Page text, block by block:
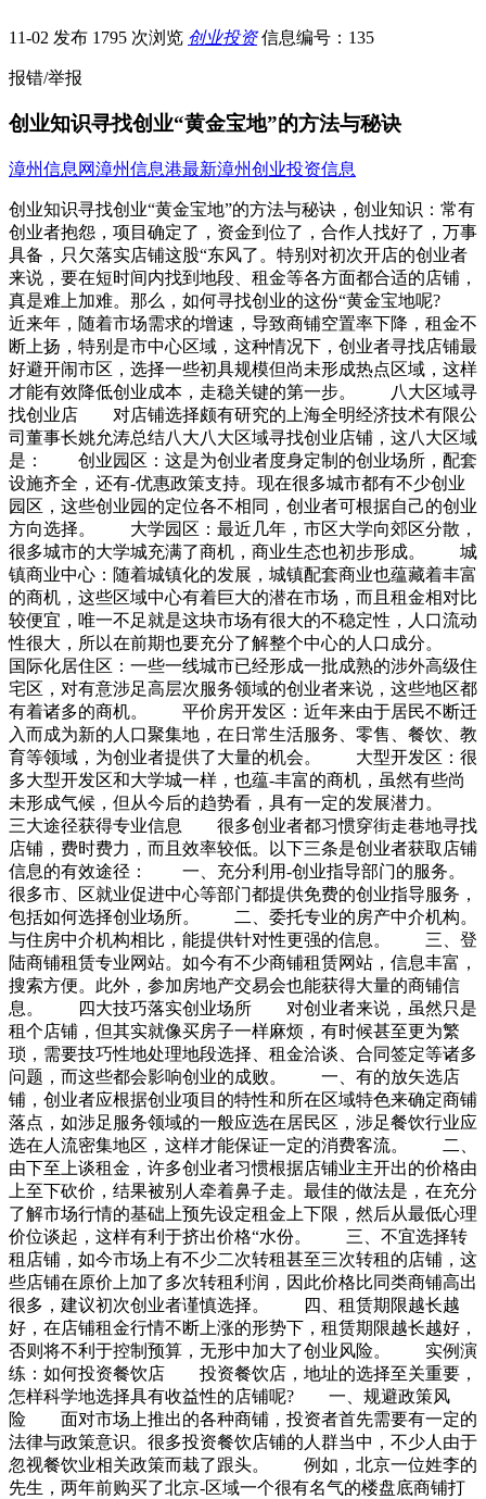
11-02 发布 1795 次浏览 创业投资 信息编号：135
报错/举报
创业知识寻找创业“黄金宝地”的方法与秘诀
漳州信息网漳州信息港最新漳州创业投资信息
创业知识寻找创业“黄金宝地”的方法与秘诀，创业知识：常有
创业者抱怨，项目确定了，资金到位了，合作人找好了，万事
具备，只欠落实店铺这股“东风了。特别对初次开店的创业者
来说，要在短时间内找到地段、租金等各方面都合适的店铺，
真是难上加难。那么，如何寻找创业的这份“黄金宝地呢?
近来年，随着市场需求的增速，导致商铺空置率下降，租金不
断上扬，特别是市中心区域，这种情况下，创业者寻找店铺最
好避开闹市区，选择一些初具规模但尚未形成热点区域，这样
才能有效降低创业成本，走稳关键的第一步。 八大区域寻
找创业店 对店铺选择颇有研究的上海全明经济技术有限公
司董事长姚允涛总结八大八大区域寻找创业店铺，这八大区域
是： 创业园区：这是为创业者度身定制的创业场所，配套
设施齐全，还有-优惠政策支持。现在很多城市都有不少创业
园区，这些创业园的定位各不相同，创业者可根据自己的创业
方向选择。 大学园区：最近几年，市区大学向郊区分散，
很多城市的大学城充满了商机，商业生态也初步形成。 城
镇商业中心：随着城镇化的发展，城镇配套商业也蕴藏着丰富
的商机，这些区域中心有着巨大的潜在市场，而且租金相对比
较便宜，唯一不足就是这块市场有很大的不稳定性，人口流动
性很大，所以在前期也要充分了解整个中心的人口成分。
国际化居住区：一些一线城市已经形成一批成熟的涉外高级住
宅区，对有意涉足高层次服务领域的创业者来说，这些地区都
有着诸多的商机。 平价房开发区：近年来由于居民不断迁
入而成为新的人口聚集地，在日常生活服务、零售、餐饮、教
育等领域，为创业者提供了大量的机会。 大型开发区：很
多大型开发区和大学城一样，也蕴-丰富的商机，虽然有些尚
未形成气候，但从今后的趋势看，具有一定的发展潜力。
三大途径获得专业信息 很多创业者都习惯穿街走巷地寻找
店铺，费时费力，而且效率较低。以下三条是创业者获取店铺
信息的有效途径： 一、充分利用-创业指导部门的服务。
很多市、区就业促进中心等部门都提供免费的创业指导服务，
包括如何选择创业场所。 二、委托专业的房产中介机构。
与住房中介机构相比，能提供针对性更强的信息。 三、登
陆商铺租赁专业网站。如今有不少商铺租赁网站，信息丰富，
搜索方便。此外，参加房地产交易会也能获得大量的商铺信
息。 四大技巧落实创业场所 对创业者来说，虽然只是
租个店铺，但其实就像买房子一样麻烦，有时候甚至更为繁
琐，需要技巧性地处理地段选择、租金洽谈、合同签定等诸多
问题，而这些都会影响创业的成败。 一、有的放矢选店
铺，创业者应根据创业项目的特性和所在区域特色来确定商铺
落点，如涉足服务领域的一般应选在居民区，涉足餐饮行业应
选在人流密集地区，这样才能保证一定的消费客流。 二、
由下至上谈租金，许多创业者习惯根据店铺业主开出的价格由
上至下砍价，结果被别人牵着鼻子走。最佳的做法是，在充分
了解市场行情的基础上预先设定租金上下限，然后从最低心理
价位谈起，这样有利于挤出价格“水份。 三、不宜选择转
租店铺，如今市场上有不少二次转租甚至三次转租的店铺，这
些店铺在原价上加了多次转租利润，因此价格比同类商铺高出
很多，建议初次创业者谨慎选择。 四、租赁期限越长越
好，在店铺租金行情不断上涨的形势下，租赁期限越长越好，
否则将不利于控制预算，无形中加大了创业风险。 实例演
练：如何投资餐饮店 投资餐饮店，地址的选择至关重要，
怎样科学地选择具有收益性的店铺呢? 一、规避政策风
险 面对市场上推出的各种商铺，投资者首先需要有一定的
法律与政策意识。很多投资餐饮店铺的人群当中，不少人由于
忽视餐饮业相关政策而栽了跟头。 例如，北京一位姓李的
先生，两年前购买了北京-区域一个很有名气的楼盘底商铺打